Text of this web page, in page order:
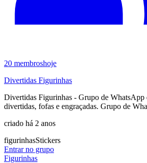
20 membroshoje
Divertidas Figurinhas
Divertidas Figurinhas - Grupo de WhatsApp
divertidas, fofas e engraçadas. Grupo de
criado há 2 anos
figurinhasStickers
Entrar no grupo
Figurinhas